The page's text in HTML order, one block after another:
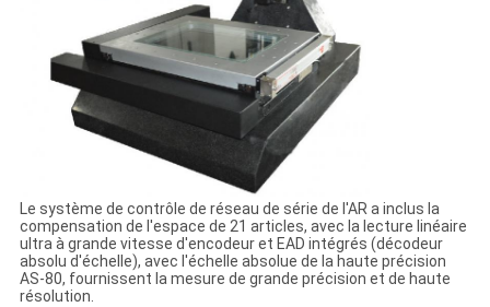
Le système de contrôle de réseau de série de l'AR a inclus la
compensation de l'espace de 21 articles, avec la lecture linéaire
ultra à grande vitesse d'encodeur et EAD intégrés (décodeur
absolu d'échelle), avec l'échelle absolue de la haute précision
AS-80, fournissent la mesure de grande précision et de haute
résolution.